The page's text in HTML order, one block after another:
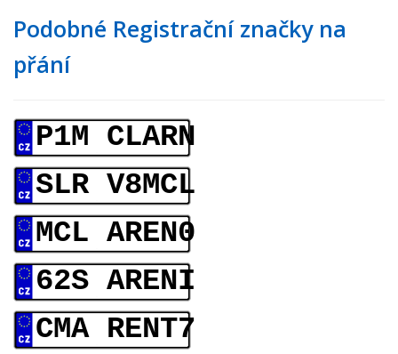
Podobné Registrační značky na
přání
P1M CLARN
SLR V8MCL
MCL AREN0
62S ARENI
CMA RENT7